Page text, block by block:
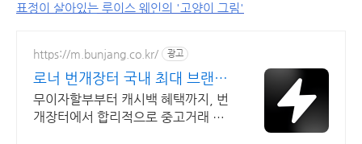
표정이 살아있는 루이스 웨인의 '고양이 그림'
https://m.bunjang.co.kr/ 광고
로너 번개장터 국내 최대 브랜드
중고거래
무이자할부부터 캐시백 혜택까지, 번
개장터에서 합리적으로 중고거래 하